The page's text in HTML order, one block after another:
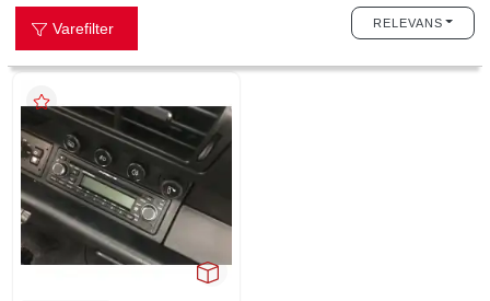
Varefilter RELEVANS